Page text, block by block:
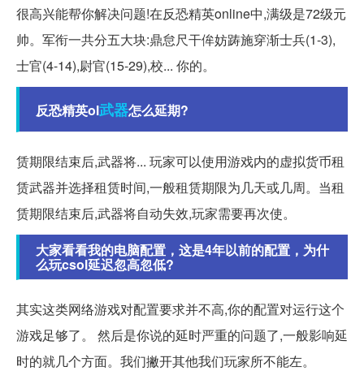
很高兴能帮你解决问题!在反恐精英online中,满级是72级元
帅。军衔一共分五大块:鼎怠尺干侔妨踌施穿渐士兵(1-3),
士官(4-14),尉官(15-29),校... 你的。
反恐精英ol武器怎么延期?
赁期限结束后,武器将... 玩家可以使用游戏内的虚拟货币租
赁武器并选择租赁时间,一般租赁期限为几天或几周。当租
赁期限结束后,武器将自动失效,玩家需要再次使。
大家看看我的电脑配置，这是4年以前的配置，为什
么玩csol延迟忽高忽低?
其实这类网络游戏对配置要求并不高,你的配置对运行这个
游戏足够了。 然后是你说的延时严重的问题了,一般影响延
时的就几个方面。我们撇开其他我们玩家所不能左。